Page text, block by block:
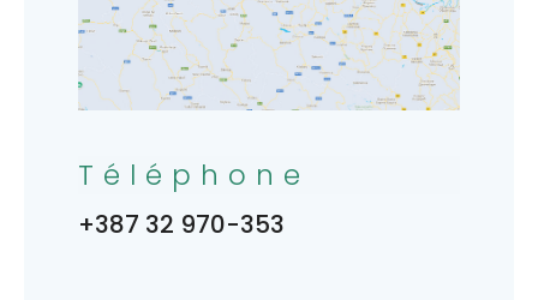
Téléphone
+387 32 970-353